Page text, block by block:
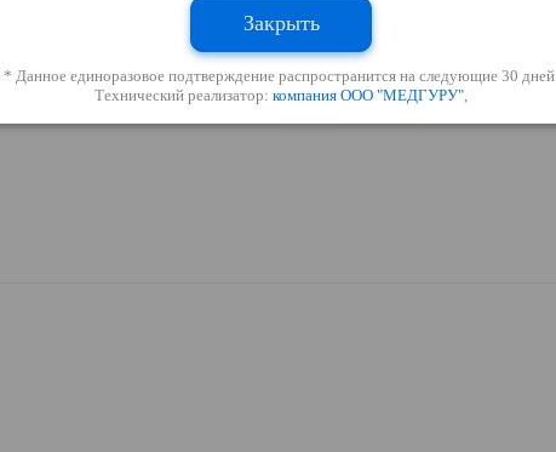
Закрыть
* Данное единоразовое подтверждение распространится на следующие 30 дней.
Технический реализатор: компания ООО "МЕДГУРУ"